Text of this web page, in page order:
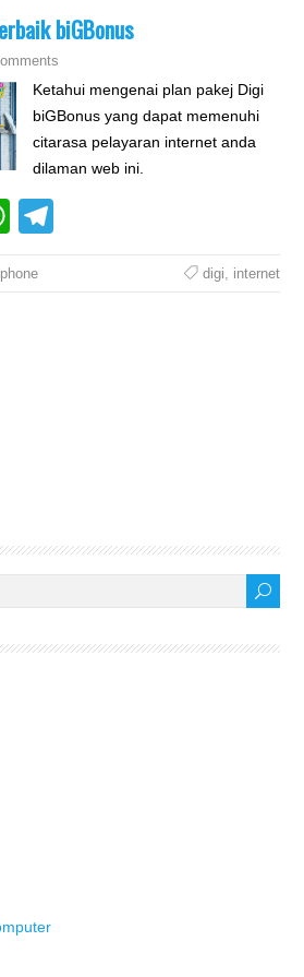
biGBonus
Ketahui mengenai plan pakej Digi
biGBonus yang dapat memenuhi
citarasa pelayaran internet anda
dilaman web ini.
WhatsApp
digi internet